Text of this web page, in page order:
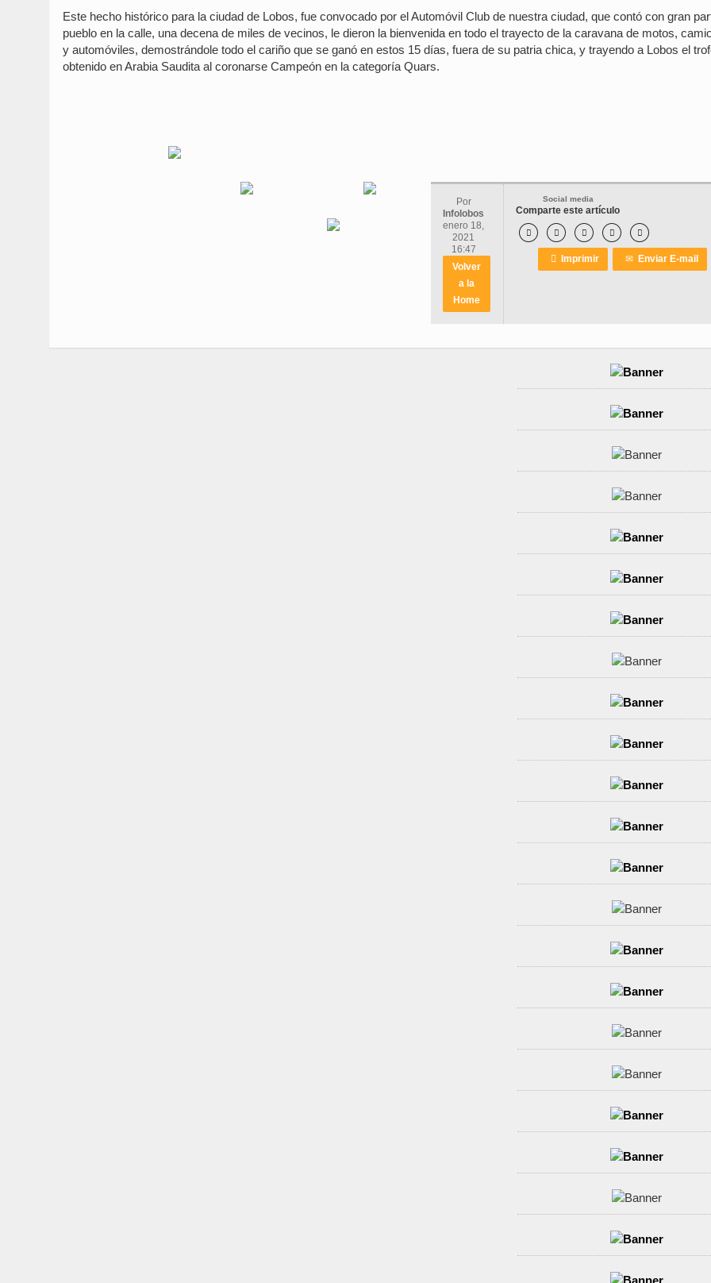
Este hecho histórico para la ciudad de Lobos, fue convocado por el Automóvil Club de nuestra ciudad, que contó con gran
pueblo en la calle, una decena de miles de vecinos, le dieron la bienvenida en todo el trayecto de la caravana de motos,
y automóviles, demostrándole todo el cariño que se ganó en estos 15 días, fuera de su patria chica, y trayendo a Lobos el
obtenido en Arabia Saudita al coronarse Campeón en la categoría Quars.
Social media
Comparte este artículo
    
 Imprimir ✉Enviar E-mail
Por
Infolobos
enero 18,
2021
16:47
Volver
a la
Home